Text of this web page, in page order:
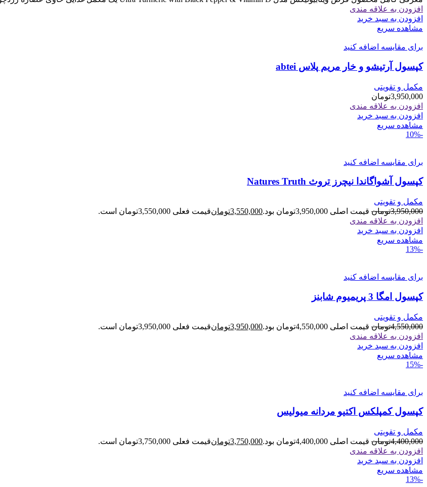
افزودن به علاقه مندی
افزودن به سبد خرید
مشاهده سریع
برای مقایسه اضافه کنید
کپسول آرتیشو و خار مریم پلاس abtei
مکمل و تقویتی
3,950,000تومان
افزودن به علاقه مندی
افزودن به سبد خرید
مشاهده سریع
-10%
برای مقایسه اضافه کنید
کپسول آشواگاندا نیچرز تروث Natures Truth
مکمل و تقویتی
3,950,000تومان قیمت اصلی 3,950,000تومان بود. 3,550,000تومانقیمت فعلی 3,550,000تومان است.
افزودن به علاقه مندی
افزودن به سبد خرید
مشاهده سریع
-13%
برای مقایسه اضافه کنید
کپسول امگا 3 پریمیوم شابنز
مکمل و تقویتی
4,550,000تومان قیمت اصلی 4,550,000تومان بود. 3,950,000تومانقیمت فعلی 3,950,000تومان است.
افزودن به علاقه مندی
افزودن به سبد خرید
مشاهده سریع
-15%
برای مقایسه اضافه کنید
کپسول کمپلکس اکتیو مردانه میولیس
مکمل و تقویتی
4,400,000تومان قیمت اصلی 4,400,000تومان بود. 3,750,000تومانقیمت فعلی 3,750,000تومان است.
افزودن به علاقه مندی
افزودن به سبد خرید
مشاهده سریع
-13%